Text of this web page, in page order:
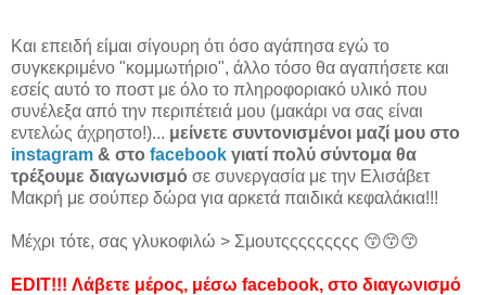
Και επειδή είμαι σίγουρη ότι όσο αγάπησα εγώ το
συγκεκριμένο "κομμωτήριο", άλλο τόσο θα αγαπήσετε και
εσείς αυτό το ποστ με όλο το πληροφοριακό υλικό που
συνέλεξα από την περιπέτειά μου (μακάρι να σας είναι
εντελώς άχρηστο!)... μείνετε συντονισμένοι μαζί μου στο
instagram & στο facebook γιατί πολύ σύντομα θα
τρέξουμε διαγωνισμό σε συνεργασία με την Ελισάβετ
Μακρή με σούπερ δώρα για αρκετά παιδικά κεφαλάκια!!!
Μέχρι τότε, σας γλυκοφιλώ > Σμουτςςςςςςςςς 😙😙😙
EDIT!!! Λάβετε μέρος, μέσω facebook, στο διαγωνισμό